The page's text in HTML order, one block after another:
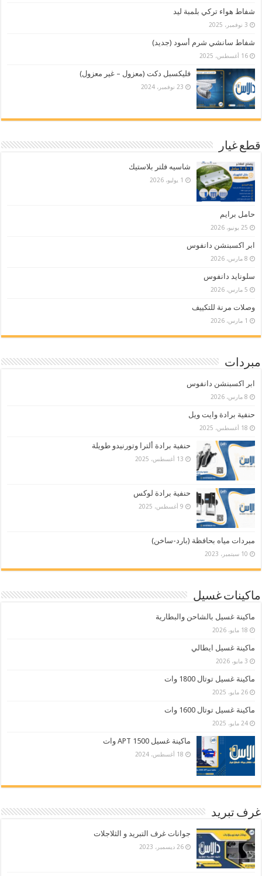
شفاط هواء تركي بلمبة ليد
3 نوفمبر، 2025
شفاط سانشي شرم أسود (جديد)
16 أغسطس، 2025
فليكسبل دكت (معزول – غير معزول)
23 نوفمبر، 2024
قطع غيار
شاسيه فلتر بلاستيك
1 يوليو، 2026
حامل برايم
25 يونيو، 2026
ابر اكسبنشن دانفوس
8 مارس، 2026
سلونايد دانفوس
5 مارس، 2026
وصلات مرنة للتكييف
1 مارس، 2026
مبردات
ابر اكسبنشن دانفوس
8 مارس، 2026
حنفية برادة وايت ويل
18 أغسطس، 2025
حنفية برادة ألترا وتورنيدو طويلة
13 أغسطس، 2025
حنفية برادة لوكس
9 أغسطس، 2025
مبردات مياه بحافظة (بارد-ساخن)
10 سبتمبر، 2023
ماكينات غسيل
ماكينة غسيل بالشاحن والبطارية
18 مايو، 2026
ماكينة غسيل ايطالي
3 مايو، 2026
ماكينة غسيل توتال 1800 وات
26 مايو، 2025
ماكينة غسيل توتال 1600 وات
24 مايو، 2025
ماكينة غسيل APT 1500 وات
18 أغسطس، 2024
غرف تبريد
جوانات غرف التبريد و الثلاجلات
26 ديسمبر، 2023